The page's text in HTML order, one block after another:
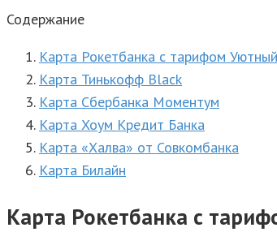
Содержание
Карта Рокетбанка с тарифом
Карта Тинькофф Black
Карта Сбербанка Моментум
Карта Хоум Кредит Банка
Карта «Халва» от Совкомбанка
Карта Билайн
Карта Рокетбанка с